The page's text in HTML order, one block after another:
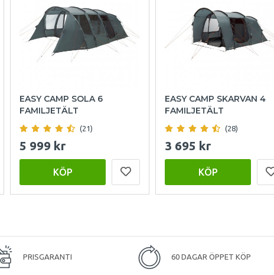
EASY CAMP SOLA 6
FAMILJETÄLT
(21)
5 999 kr
KÖP
EASY CAMP SKARVAN 4
FAMILJETÄLT
(28)
3 695 kr
KÖP
PRISGARANTI 60 DAGAR ÖPPET KÖP